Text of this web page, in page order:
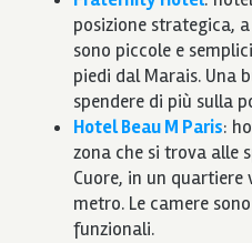
posizione strategica,
sono piccole e
piedi dal Marais. Una
spendere di più sulla
Hotel Beau M Paris:
zona che si trova alle
Cuore, in un quartiere
metro. Le camere
funzionali.